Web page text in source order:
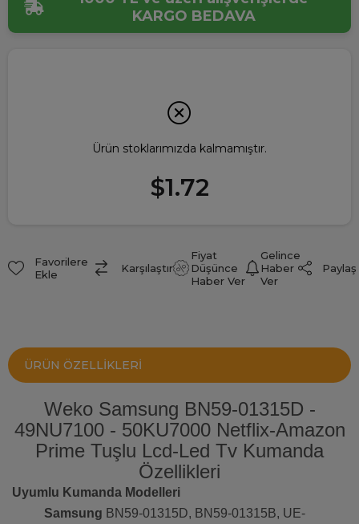
KARGO BEDAVA
Ürün stoklarımızda kalmamıştır.
$1.72
Favorilere
Ekle
Karşılaştır
Fiyat
Düşünce
Haber Ver
Gelince
Haber
Ver
Paylaş
ÜRÜN ÖZELLIKLERI
Weko Samsung BN59-01315D -
49NU7100 - 50KU7000 Netflix-Amazon
Prime Tuşlu Lcd-Led Tv Kumanda
Özellikleri
Uyumlu Kumanda Modelleri
Samsung BN59-01315D, BN59-01315B, UE-